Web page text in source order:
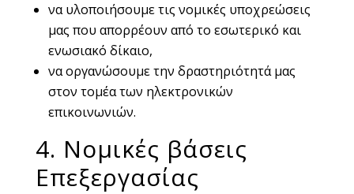
να υλοποιήσουμε τις νομικές υποχρεώσεις
μας που απορρέουν από το εσωτερικό και
ενωσιακό δίκαιο,
να οργανώσουμε την δραστηριότητά μας
στον τομέα των ηλεκτρονικών
επικοινωνιών.
4. Νομικές βάσεις
Επεξεργασίας